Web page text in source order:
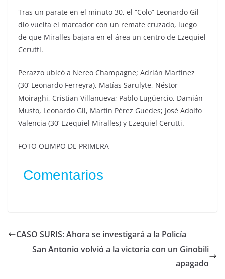
Tras un parate en el minuto 30, el “Colo” Leonardo Gil
dio vuelta el marcador con un remate cruzado, luego
de que Miralles bajara en el área un centro de Ezequiel
Cerutti.
Perazzo ubicó a Nereo Champagne; Adrián Martínez
(30’ Leonardo Ferreyra), Matías Sarulyte, Néstor
Moiraghi, Cristian Villanueva; Pablo Lugüercio, Damián
Musto, Leonardo Gil, Martín Pérez Guedes; José Adolfo
Valencia (30’ Ezequiel Miralles) y Ezequiel Cerutti.
FOTO OLIMPO DE PRIMERA
Comentarios
CASO SURIS: Ahora se investigará a la Policía
San Antonio volvió a la victoria con un Ginobili
apagado